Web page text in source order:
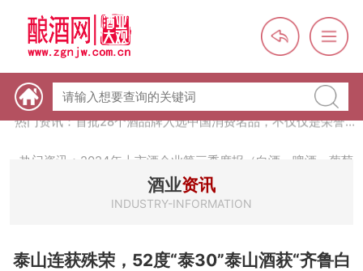
热门资讯：【酒体设计师】职业技能培训及认定班开班通知
热门资讯：未来，传统酒类经销商群体会消失吗？
热门资讯：首批28个酒品牌入选中国消费名品，不仅仅是荣誉那
酒、黄酒）
热门资讯：名酒之光：共话荣耀背后的价值与使命
酒业资讯
INDUSTRY-INFORMATION
泰山连获殊荣，52度“泰30”泰山酒获“齐鲁白